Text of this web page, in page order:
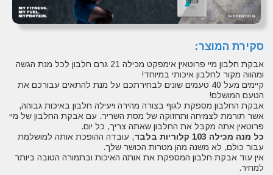
סקירת המוצר:
אבקת חלבון מיי פרוטאין אימפקט מכילה 21 גרם חלבון לכל מנת הגשה
ומהווה מקור לחלבון איכותי במיוחד!
קיימים מעל 40 טעמים שונים לבחירתכם על מנת להתאים עבורכם את
הטעם המושלם!
אבקת החלבון מספקת לגוף בצורה מהירה ויעילה חלבון באיכות גבוהה,
אשר תורמת לצמיחה ותחזוקה של מסת השריר. עם אבקת החלבון של מיי
פרוטאין אתה מקבל את החלבון שאתה צריך, כל יום.
כל מנה מכילה 103 קלוריות בלבד
, עובדה ההופכת אותה למושלמת
עבור כולם, לא משנה מהן מטרות הכושר שלך.
אין עוד אבקת חלבון המספקת את אותה האיכות ובתמורה הטובה ביותר
למחיר.